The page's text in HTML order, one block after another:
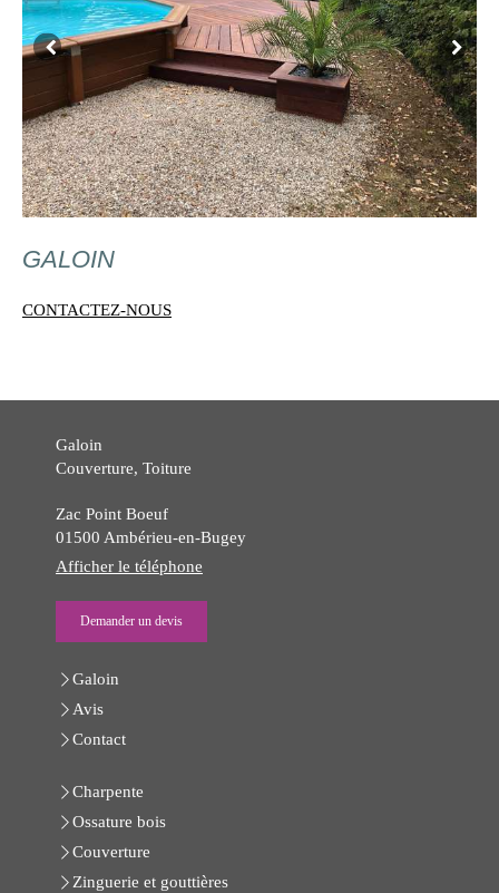
GALOIN
CONTACTEZ-NOUS
Galoin
Couverture, Toiture
Zac Point Boeuf
01500 Ambérieu-en-Bugey
Afficher le téléphone
Demander un devis
Galoin
Avis
Contact
Charpente
Ossature bois
Couverture
Zinguerie et gouttières